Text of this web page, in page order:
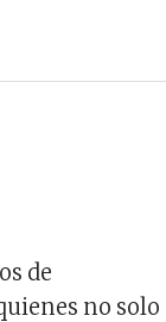
de
no solo